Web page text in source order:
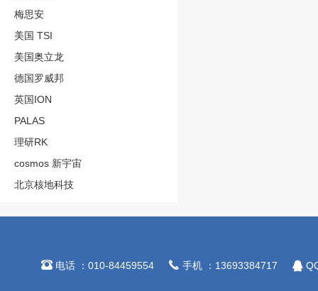
梅思安
美国 TSI
美国奥立龙
德国罗威邦
英国ION
PALAS
理研RK
cosmos 新宇宙
北京核地科技
电话 ：010-84459554  手机 ：13693384717 